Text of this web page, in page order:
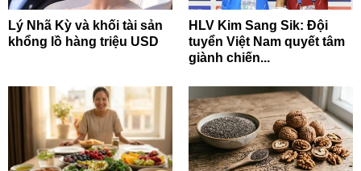
Lý Nhã Kỳ và khối tài sản
khổng lồ hàng triệu USD
HLV Kim Sang Sik: Đội
tuyển Việt Nam quyết tâm
giành chiến...